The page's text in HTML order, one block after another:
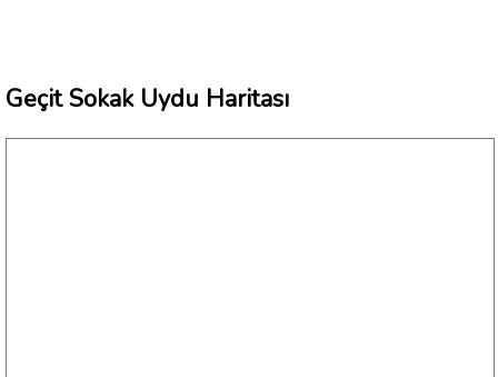
Geçit Sokak Uydu Haritası